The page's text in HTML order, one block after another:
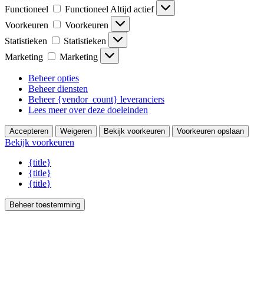
Functioneel
Functioneel Altijd actief
Voorkeuren
Voorkeuren
Statistieken
Statistieken
Marketing
Marketing
Beheer opties
Beheer diensten
Beheer {vendor_count} leveranciers
Lees meer over deze doeleinden
Accepteren Weigeren Bekijk voorkeuren Voorkeuren opslaan
Bekijk voorkeuren
{title}
{title}
{title}
Beheer toestemming